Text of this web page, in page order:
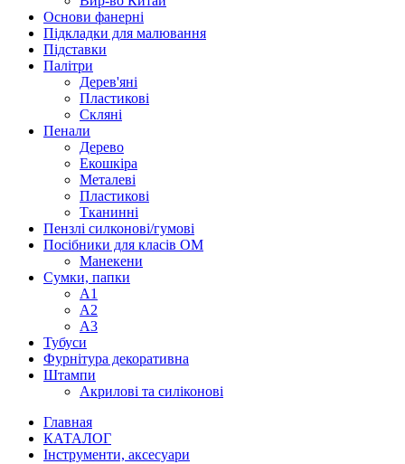
Основи фанерні
Підкладки для малювання
Підставки
Палітри
Дерев'яні
Пластикові
Скляні
Пенали
Дерево
Екошкіра
Металеві
Пластикові
Тканинні
Пензлі силконові/гумові
Посібники для класів ОМ
Манекени
Сумки, папки
А1
А2
А3
Тубуси
Фурнітура декоративна
Штампи
Акрилові та силіконові
Главная
КАТАЛОГ
Інструменти, аксесуари